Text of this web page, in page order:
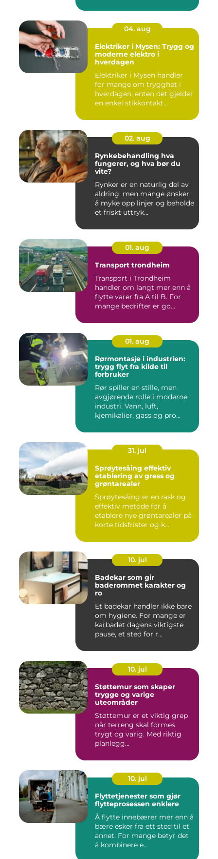
04. aug
Elektriker i Mysen: Trygg og
moderne elektro i
hverdagen
Elektriker i Mysen handler
for mange om trygghet i
hverdagen, enten det gjelder
en enkel stikkontakt...
02. aug
Rynkebehandling hva
fungerer, og hva bør du
vite?
Rynker er en naturlig del av
aldring, men mange ønsker
å myke opp linjer og beholde
et friskt uttryk...
01. aug
Transport trondheim
Transport i Trondheim
handler om langt mer enn å
flytte varer fra A til B. For
mange bedrifter er go...
01. aug
Rørmontasje i industrien:
trygg flyt fra kilde til
forbruker
Rør spiller en stille, men
avgjørende rolle i moderne
industri. Vann, luft,
kjemikalier, gass og pro...
31. jul
Sprøytesåing effektiv
etablering av gress og
grøntarealer
Sprøytesåing er en rask og
effektiv metode for å
etablere nye grøntarealer på
korte tidsfrister og k...
10. jul
Badekar som gir
baderommet karakter og
ro
Et badekar handler ikke bare
om hygiene. For mange er
karbadet dagens viktigste
pause, et sted for r...
10. jul
Støttemur som skaper
trygge og varige
uteområder
Støttemur er et viktig grep
når terreng skal formes
trygt og varig. Med riktig
planlegg...
10. jul
Flyttetjenester som gjør
flytteprosessen enklere
Å flytte innebærer mer enn å
bære esker fra ett sted til et
annet. For mange betyr det
å kombinere e...